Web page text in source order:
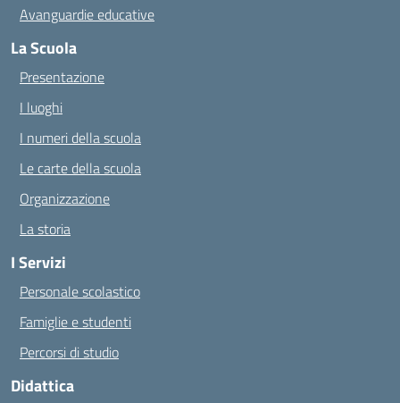
Avanguardie educative
La Scuola
Presentazione
I luoghi
I numeri della scuola
Le carte della scuola
Organizzazione
La storia
I Servizi
Personale scolastico
Famiglie e studenti
Percorsi di studio
Didattica